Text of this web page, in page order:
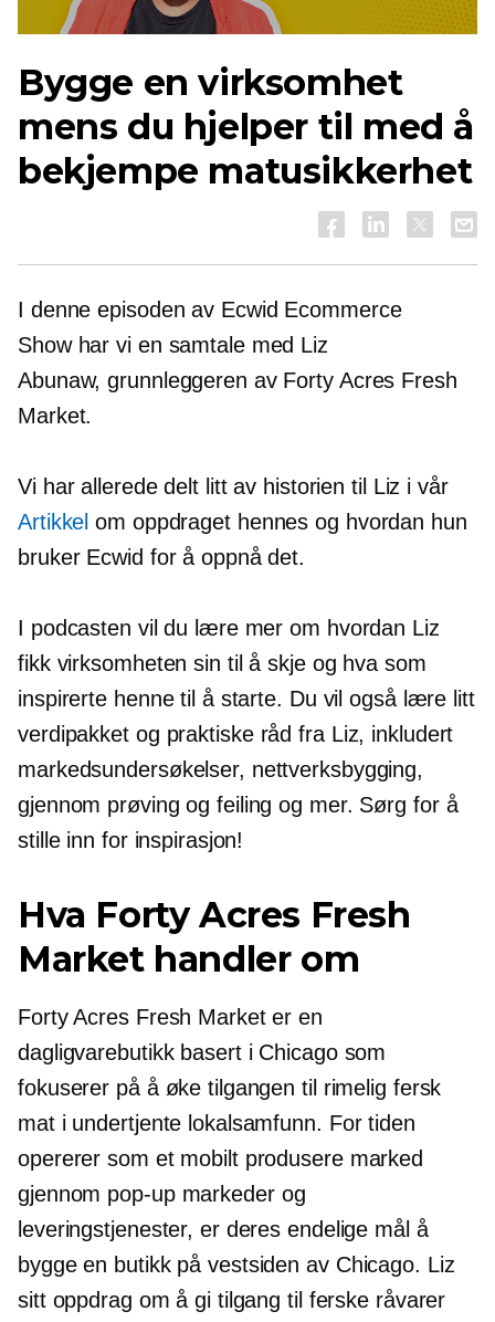
Lytt
Bygge en virksomhet
mens du hjelper til med å
bekjempe matusikkerhet
I denne episoden av Ecwid Ecommerce
Show har vi en samtale med Liz
Abunaw, grunnleggeren av Forty Acres Fresh
Market.
Vi har allerede delt litt av historien til Liz i vår
Artikkel om oppdraget hennes og hvordan hun
bruker Ecwid for å oppnå det.
I podcasten vil du lære mer om hvordan Liz
fikk virksomheten sin til å skje og hva som
inspirerte henne til å starte. Du vil også lære litt
verdipakketog praktiske råd fra Liz, inkludert
markedsundersøkelser, nettverksbygging,
gjennom prøving og feiling og mer. Sørg for å
stille inn for inspirasjon!
Hva Forty Acres Fresh
Market handler om
Forty Acres Fresh Market er en
dagligvarebutikk basert i Chicago som
fokuserer på å øke tilgangen til rimelig fersk
mat i undertjente lokalsamfunn. For tiden
opererer som et mobilt produsere marked
gjennom pop-upmarkeder og
leveringstjenester, er deres endelige mål å
bygge en butikk på vestsiden av Chicago. Liz
sitt oppdrag om å gi tilgang til ferske råvarer